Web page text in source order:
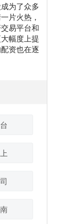
为了众多
片火热，
易平台和
幅度上提
资也在逐